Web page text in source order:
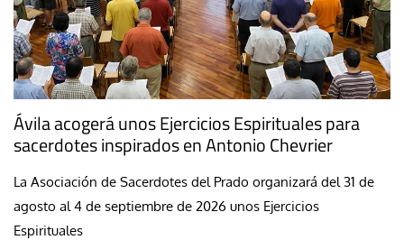
Ávila acogerá unos Ejercicios Espirituales para
sacerdotes inspirados en Antonio Chevrier
La Asociación de Sacerdotes del Prado organizará del 31 de
agosto al 4 de septiembre de 2026 unos Ejercicios
Espirituales